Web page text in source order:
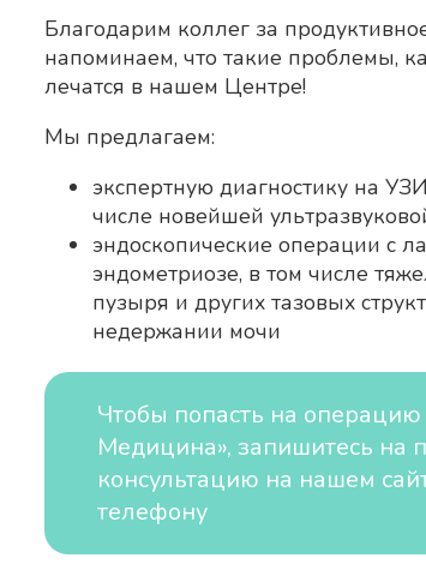
Благодарим коллег за
напоминаем, что такие проблемы,
лечатся в нашем Центре!
Мы предлагаем:
экспертную диагностику на
числе новейшей
эндоскопические операции с
эндометриозе, в том числе
пузыря и других тазовых
недержании мочи
Чтобы попасть на
Медицина», запишитесь на
консультацию на нашем
телефону